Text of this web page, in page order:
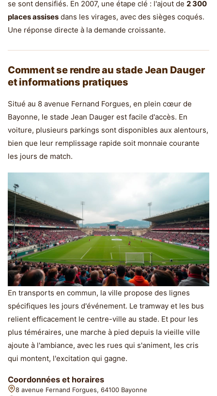
se sont densifiés. En 2007, une étape clé : l'ajout de 2 300
places assises dans les virages, avec des sièges coqués.
Une réponse directe à la demande croissante.
Comment se rendre au stade Jean Dauger
et informations pratiques
Situé au 8 avenue Fernand Forgues, en plein cœur de
Bayonne, le stade Jean Dauger est facile d'accès. En
voiture, plusieurs parkings sont disponibles aux alentours,
bien que leur remplissage rapide soit monnaie courante
les jours de match.
En transports en commun, la ville propose des lignes
spécifiques les jours d'événement. Le tramway et les bus
relient efficacement le centre-ville au stade. Et pour les
plus téméraires, une marche à pied depuis la vieille ville
ajoute à l'ambiance, avec les rues qui s'animent, les cris
qui montent, l'excitation qui gagne.
Coordonnées et horaires
8 avenue Fernand Forgues, 64100 Bayonne